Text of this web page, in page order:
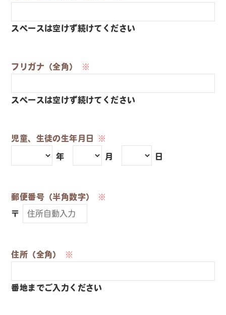
スペースは空けず続けてください
フリガナ（全角） ※
スペースは空けず続けてください
児童、生徒の生年月日 ※
年 月 日
郵便番号（半角数字） ※
〒
住所（全角） ※
番地までご入力ください